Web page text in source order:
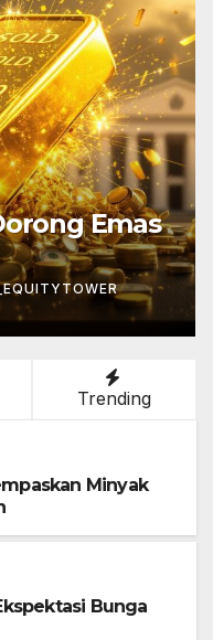
DAILY
di
05/08/2026
Trending
Minyak
Bunga